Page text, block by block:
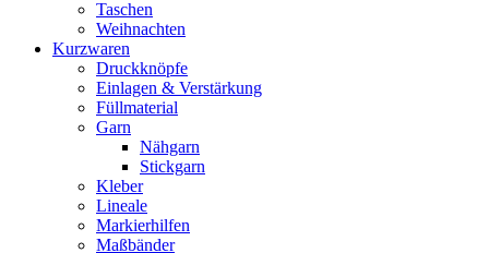
Taschen
Weihnachten
Kurzwaren
Druckknöpfe
Einlagen & Verstärkung
Füllmaterial
Garn
Nähgarn
Stickgarn
Kleber
Lineale
Markierhilfen
Maßbänder